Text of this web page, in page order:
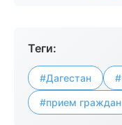
Теги:
#Дагестан
#прием граждан